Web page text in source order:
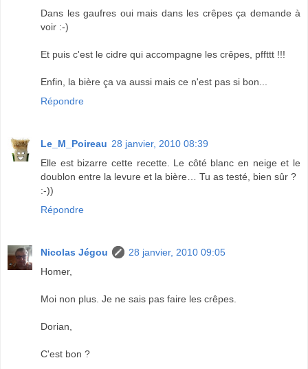
Dans les gaufres oui mais dans les crêpes ça demande à
voir :-)
Et puis c'est le cidre qui accompagne les crêpes, pffttt !!!
Enfin, la bière ça va aussi mais ce n'est pas si bon...
Répondre
Le_M_Poireau 28 janvier, 2010 08:39
Elle est bizarre cette recette. Le côté blanc en neige et le
doublon entre la levure et la bière… Tu as testé, bien sûr ?
:-))
Répondre
Nicolas Jégou
28 janvier, 2010 09:05
Homer,
Moi non plus. Je ne sais pas faire les crêpes.
Dorian,
C'est bon ?